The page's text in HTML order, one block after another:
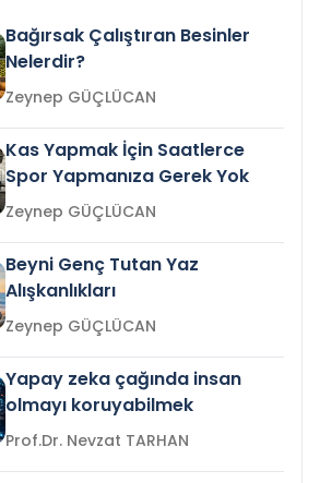
Bağırsak Çalıştıran Besinler
Nelerdir?
Zeynep GÜÇLÜCAN
Kas Yapmak İçin Saatlerce
Spor Yapmanıza Gerek Yok
Zeynep GÜÇLÜCAN
Beyni Genç Tutan Yaz
Alışkanlıkları
Zeynep GÜÇLÜCAN
Yapay zeka çağında insan
olmayı koruyabilmek
Prof.Dr. Nevzat TARHAN